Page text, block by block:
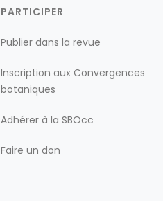
PARTICIPER
Publier dans la revue
Inscription aux Convergences
botaniques
Adhérer à la SBOcc
Faire un don